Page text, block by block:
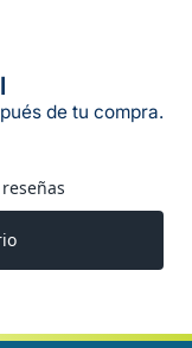
de tu compra.